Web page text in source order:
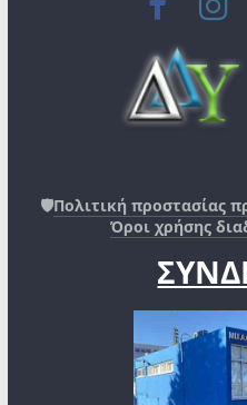
🛡️Πολιτική προστασίας
Όροι χρήσης